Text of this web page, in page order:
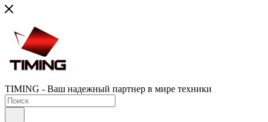
TIMING - Ваш надежный партнер в мире техники